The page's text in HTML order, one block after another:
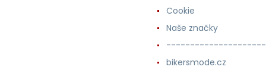
Cookie
Naše značky
bikersmode.cz